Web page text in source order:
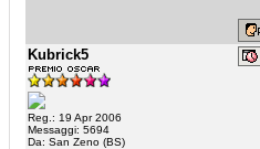
Kubrick5
Reg.: 19 Apr 2006
Messaggi: 5694
Da: San Zeno (BS)